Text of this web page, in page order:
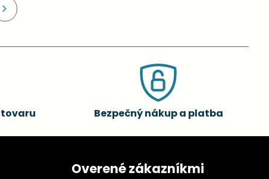
Bezpečný nákup a platba
Overené zákazníkmi